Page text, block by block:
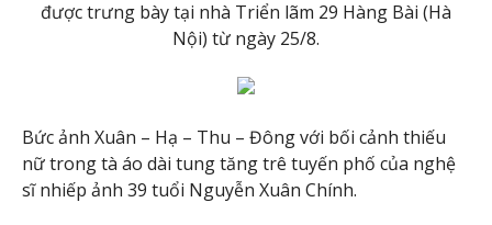
được trưng bày tại nhà Triển lãm 29 Hàng Bài (Hà
Nội) từ ngày 25/8.
Bức ảnh Xuân – Hạ – Thu – Đông với bối cảnh thiếu
nữ trong tà áo dài tung tăng trê tuyến phố của nghệ
sĩ nhiếp ảnh 39 tuổi Nguyễn Xuân Chính.